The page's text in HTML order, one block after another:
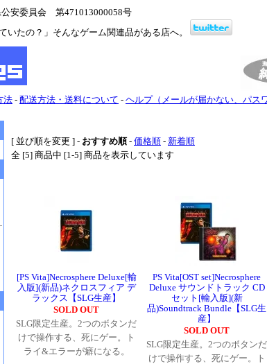
安委員会 第471013000058号
の？」そんなゲーム関連品がある店へ。
法- 配送方法・送料について - ヘルプ（メールが届かない、パス
[ 並び順を変更 ] - おすすめ順- 価格順 - 新着順
全 [5] 商品中 [1-5] 商品を表示しています
[PS Vita]Necrosphere Deluxe[輸
入版](新品)ネクロスフィア デ
ラックス【SLG生産】
SOLD OUT
SLG限定生産。2つのボタンだ
けで操作する、死にゲー。ト
ライ&エラーが癖になる。
PS Vita[OST set]Necrosphere
Deluxe サウンドトラック CD
セット[輸入版](新
品)Soundtrack Bundle【SLG生
産】
SOLD OUT
SLG限定生産。2つのボタンだ
けで操作する、死にゲー。ト